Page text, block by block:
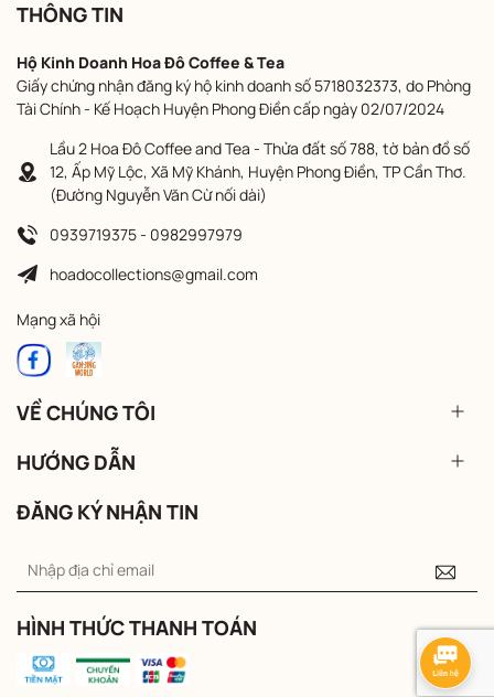
THÔNG TIN
Hộ Kinh Doanh Hoa Đô Coffee & Tea
Giấy chứng nhận đăng ký hộ kinh doanh số 5718032373, do Phòng
Tài Chính - Kế Hoạch Huyện Phong Điền cấp ngày 02/07/2024
Lầu 2 Hoa Đô Coffee and Tea - Thửa đất số 788, tờ bản đồ số
12, Ấp Mỹ Lộc, Xã Mỹ Khánh, Huyện Phong Điền, TP Cần Thơ.
(Đường Nguyễn Văn Cừ nối dài)
0939719375 - 0982997979
hoadocollections@gmail.com
Mạng xã hội
VỀ CHÚNG TÔI
HƯỚNG DẪN
ĐĂNG KÝ NHẬN TIN
HÌNH THỨC THANH TOÁN